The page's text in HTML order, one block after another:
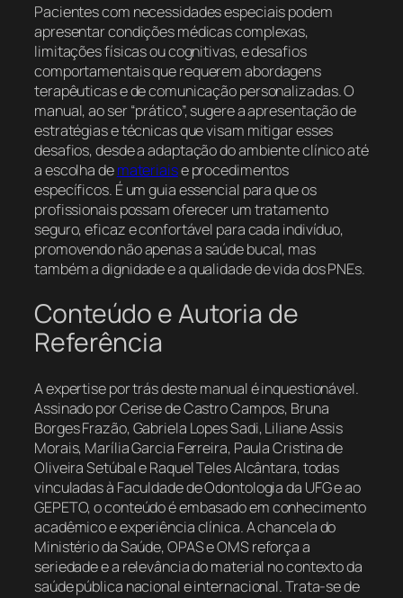
Pacientes com necessidades especiais podem
apresentar condições médicas complexas,
limitações físicas ou cognitivas, e desafios
comportamentais que requerem abordagens
terapêuticas e de comunicação personalizadas. O
manual, ao ser “prático”, sugere a apresentação de
estratégias e técnicas que visam mitigar esses
desafios, desde a adaptação do ambiente clínico até
a escolha demateriaise procedimentos
específicos. É um guia essencial para que os
profissionais possam oferecer um tratamento
seguro, eficaz e confortável para cada indivíduo,
promovendo não apenas a saúde bucal, mas
também a dignidade e a qualidade de vida dos PNEs.
Conteúdo e Autoria de
Referência
A expertise por trás deste manual é inquestionável.
Assinado por Cerise de Castro Campos, Bruna
Borges Frazão, Gabriela Lopes Sadi, Liliane Assis
Morais, Marília Garcia Ferreira, Paula Cristina de
Oliveira Setúbal e Raquel Teles Alcântara, todas
vinculadas à Faculdade de Odontologia da UFG e ao
GEPETO, o conteúdo é embasado em conhecimento
acadêmico e experiência clínica. A chancela do
Ministério da Saúde, OPAS e OMS reforça a
seriedade e a relevância do material no contexto da
saúde pública nacional e internacional. Trata-se de